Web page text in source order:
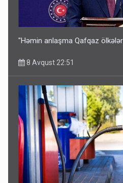
"Həmin anlaşma Qafqaz
8 Avqust 22:51